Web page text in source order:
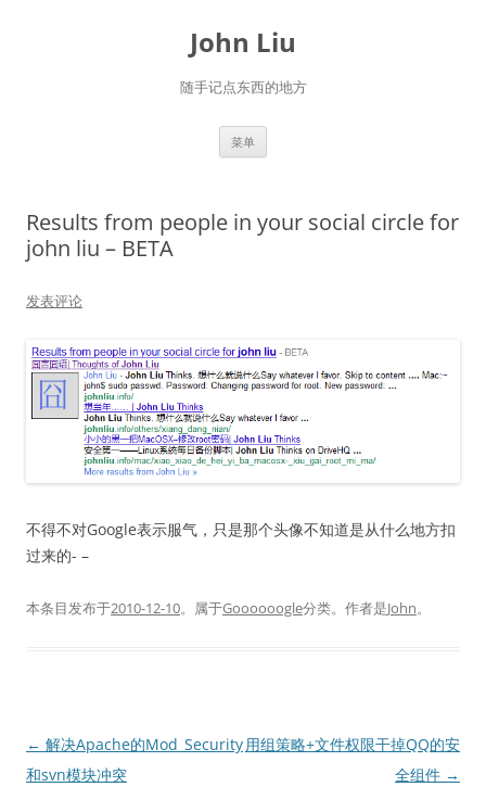
John Liu
随手记点东西的地方
菜单
Results from people in your social circle for
john liu – BETA
发表评论
不得不对Google表示服气，只是那个头像不知道是从什么地方扣
过来的- –
本条目发布于2010-12-10。属于Goooooogle分类。 作者是John。
文
章
← 解决Apache的Mod_Security
和svn模块冲突
用组策略+文件权限干掉QQ的安
全组件 →